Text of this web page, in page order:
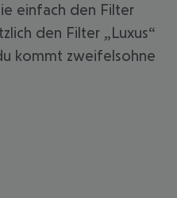
einfach den Filter
den Filter „Luxus“
kommt zweifelsohne